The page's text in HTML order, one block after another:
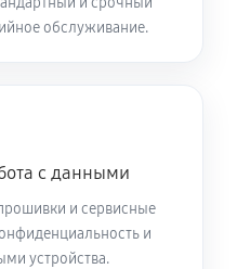
обслуживание.
с данными
и сервисные
и
устройства.